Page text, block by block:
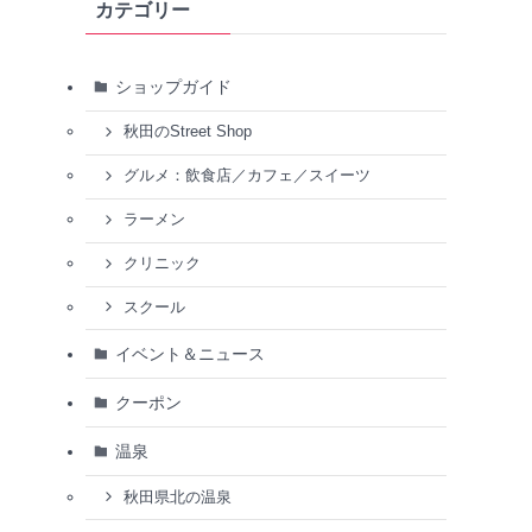
カテゴリー
ショップガイド
秋田のStreet Shop
グルメ：飲食店／カフェ／スイーツ
ラーメン
クリニック
スクール
イベント＆ニュース
クーポン
温泉
秋田県北の温泉